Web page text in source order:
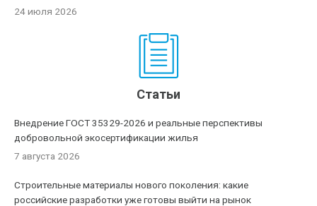
24 июля 2026
Статьи
Внедрение ГОСТ 35329-2026 и реальные перспективы
добровольной экосертификации жилья
7 августа 2026
Строительные материалы нового поколения: какие
российские разработки уже готовы выйти на рынок